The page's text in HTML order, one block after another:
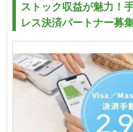
ストック収益が魅力！
レス決済パートナー募